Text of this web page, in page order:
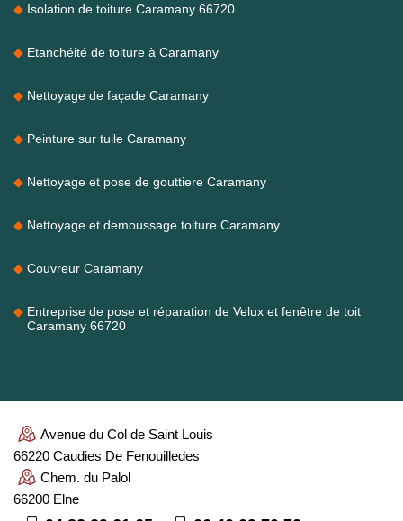
Isolation de toiture Caramany 66720
Etanchéité de toiture à Caramany
Nettoyage de façade Caramany
Peinture sur tuile Caramany
Nettoyage et pose de gouttiere Caramany
Nettoyage et demoussage toiture Caramany
Couvreur Caramany
Entreprise de pose et réparation de Velux et fenêtre de toit
Caramany 66720
Avenue du Col de Saint Louis
66220 Caudies De Fenouilledes
Chem. du Palol
66200 Elne